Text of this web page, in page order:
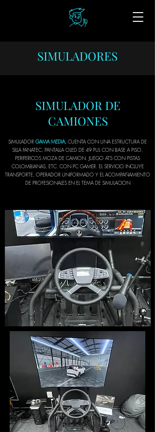
SIMULADORES
SIMULADOR DE
CAMIONES
SIMULADOR GAMA MEDIA, CUENTA CON UNA ESTRUCTURA DE
SILLA FANATEC, PANTALLA OLED DE 49 PUL CON BASE A PISO,
PERIFERICOS MOZA DE CAMION, JUEGO ATS CON PISTAS
COLOMBIANAS, ETC. CON PC GAMER. EL SERVICIO INCLUYE
TRANSPORTE, OPERADOR UNIFORMADO Y EL ACOMPAÑAMIENTO
DE PROFESIONALES EN EL TEMA DE SIMULACION